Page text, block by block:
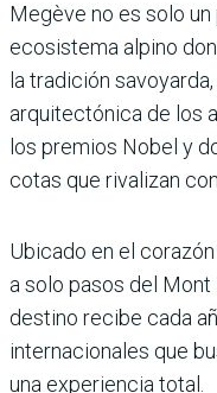
Megève no es solo un
ecosistema alpino
la tradición
arquitectónica de los
los premios Nobel y
cotas que rivalizan
Ubicado en el
a solo pasos del
destino recibe cada
internacionales que
una experiencia total.